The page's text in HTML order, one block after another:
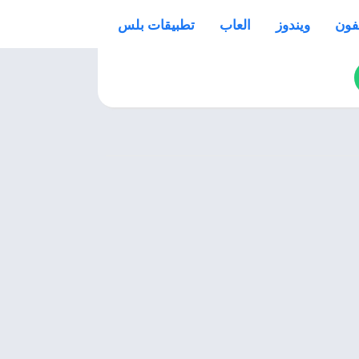
ويندوز العاب تطبيقات بلس